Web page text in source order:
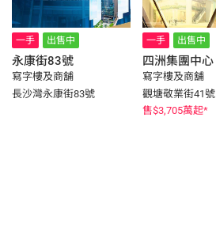
一手 出售中
永康街83號
寫字樓及商舖
長沙灣永康街83號
一手 出售中
四洲集團中心
寫字樓及商舖
觀塘敬業街41號
售$3,705萬起*